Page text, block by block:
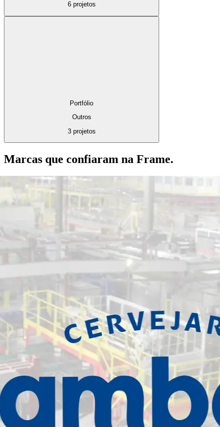
6 projetos
Portfólio
Outros
3 projetos
Marcas que confiaram na Frame.